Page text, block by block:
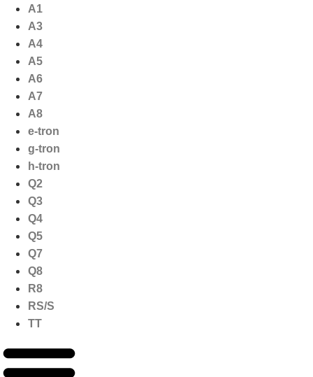
naar
inhoud
A1
A3
A4
A5
A6
A7
A8
e-tron
g-tron
h-tron
Q2
Q3
Q4
Q5
Q7
Q8
R8
RS/S
TT